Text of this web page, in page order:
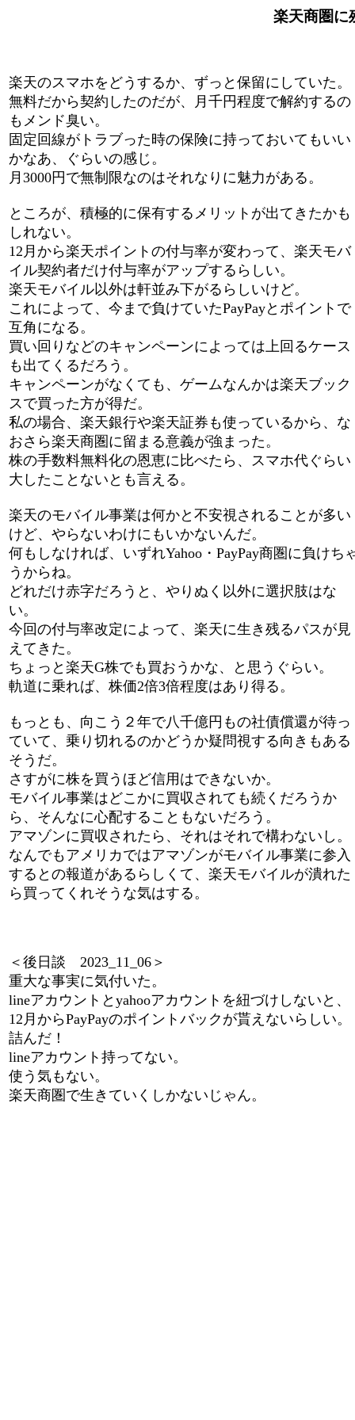
楽天商圏
楽天のスマホをどうするか、ずっと保留にしていた。
無料だから契約したのだが、月千円程度で解約するの
もメンド臭い。
固定回線がトラブった時の保険に持っておいてもいい
かなあ、ぐらいの感じ。
月3000円で無制限なのはそれなりに魅力がある。
ところが、積極的に保有するメリットが出てきたかも
しれない。
12月から楽天ポイントの付与率が変わって、楽天モバ
イル契約者だけ付与率がアップするらしい。
楽天モバイル以外は軒並み下がるらしいけど。
これによって、今まで負けていたPayPayとポイントで
互角になる。
買い回りなどのキャンペーンによっては上回るケース
も出てくるだろう。
キャンペーンがなくても、ゲームなんかは楽天ブック
スで買った方が得だ。
私の場合、楽天銀行や楽天証券も使っているから、な
おさら楽天商圏に留まる意義が強まった。
株の手数料無料化の恩恵に比べたら、スマホ代ぐらい
大したことないとも言える。
楽天のモバイル事業は何かと不安視されることが多い
けど、やらないわけにもいかないんだ。
何もしなければ、いずれYahoo・PayPay商圏に負けち
うからね。
どれだけ赤字だろうと、やりぬく以外に選択肢はな
い。
今回の付与率改定によって、楽天に生き残るパスが見
えてきた。
ちょっと楽天G株でも買おうかな、と思うぐらい。
軌道に乗れば、株価2倍3倍程度はあり得る。
もっとも、向こう２年で八千億円もの社債償還が待っ
ていて、乗り切れるのかどうか疑問視する向きもある
そうだ。
さすがに株を買うほど信用はできないか。
モバイル事業はどこかに買収されても続くだろうか
ら、そんなに心配することもないだろう。
アマゾンに買収されたら、それはそれで構わないし。
なんでもアメリカではアマゾンがモバイル事業に参入
するとの報道があるらしくて、楽天モバイルが潰れた
ら買ってくれそうな気はする。
＜後日談 2023_11_06＞
重大な事実に気付いた。
lineアカウントとyahooアカウントを紐づけしないと、
12月からPayPayのポイントバックが貰えないらしい。
詰んだ！
lineアカウント持ってない。
使う気もない。
楽天商圏で生きていくしかないじゃん。